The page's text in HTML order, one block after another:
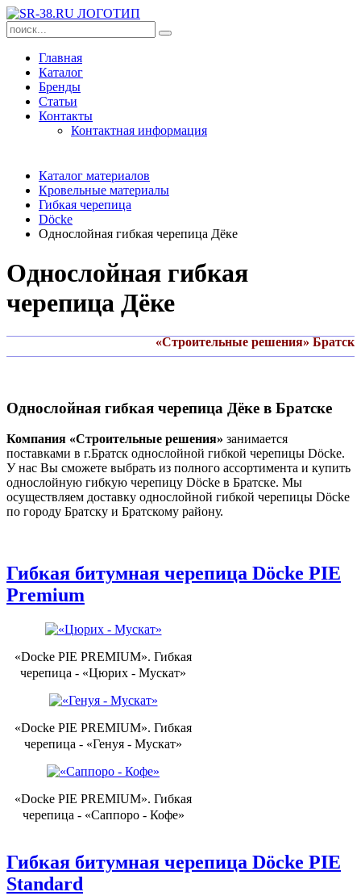
Главная
Каталог
Бренды
Статьи
Контакты
Контактная информация
Каталог материалов
Кровельные материалы
Гибкая черепица
Döcke
Однослойная гибкая черепица Дёке
Однослойная гибкая
черепица Дёке
«Строительные решения» Братск
Однослойная гибкая черепица Дёке в Братске
Компания «Строительные решения» занимается
поставками в г.Братск однослойной гибкой черепицы Döcke.
У нас Вы сможете выбрать из полного ассортимента и купить
однослойную гибкую черепицу Döcke в Братске. Мы
осуществляем доставку однослойной гибкой черепицы Döcke
по городу Братску и Братскому району.
Гибкая битумная черепица Döcke PIE
Premium
«Docke PIE PREMIUM». Гибкая
черепица - «Цюрих - Мускат»
«Docke PIE PREMIUM». Гибкая
черепица - «Генуя - Мускат»
«Docke PIE PREMIUM». Гибкая
черепица - «Саппоро - Кофе»
Гибкая битумная черепица Döcke PIE
Standard